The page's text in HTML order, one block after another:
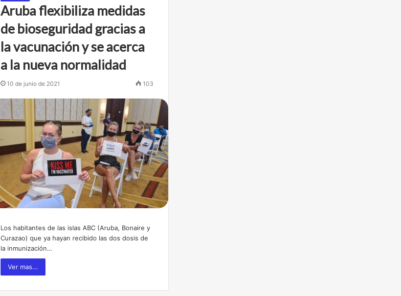
Aruba flexibiliza medidas
de bioseguridad gracias a
la vacunación y se acerca
a la nueva normalidad
10 de junio de 2021 103
Los habitantes de las islas ABC (Aruba, Bonaire y
Curazao) que ya hayan recibido las dos dosis de
la inmunización…
Ver mas...